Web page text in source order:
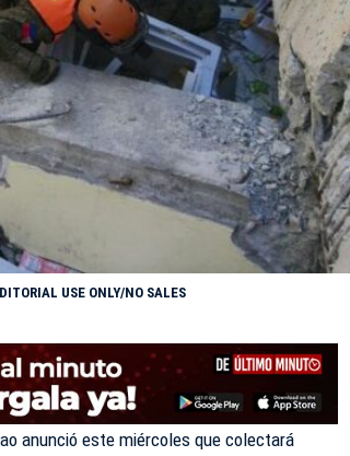
USE ONLY/NO SALES
anunció este miércoles que colectará